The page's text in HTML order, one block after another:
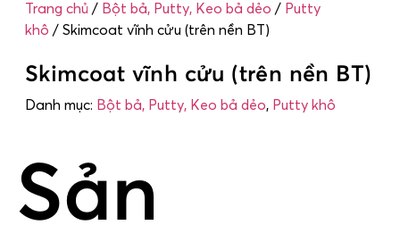
Trang chủ / Bột bả, Putty, Keo bả dẻo / Putty
khô / Skimcoat vĩnh cửu (trên nền BT)
Skimcoat vĩnh cửu (trên nền BT)
Danh mục: Bột bả, Putty, Keo bả dẻo, Putty khô
Sản